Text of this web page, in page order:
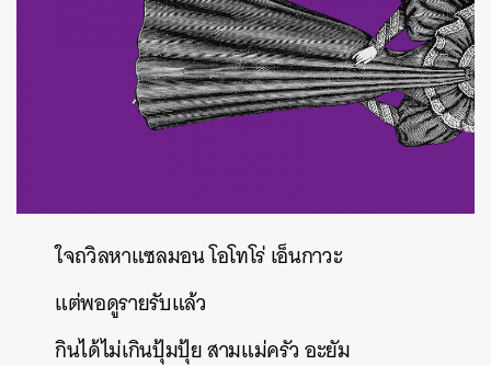
ใจถวิลหาแซลมอนโอโทโร่เอ็นกาวะ
แต่พอดูรายรับแล้ว
กินได้ไม่เกินปุ้มปุ้ยสามแม่ครัวอะยัม